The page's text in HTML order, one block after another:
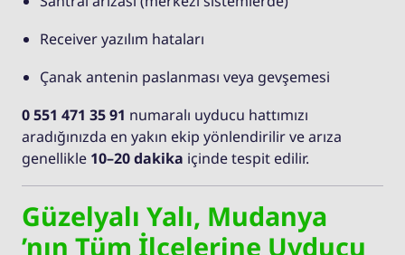
Receiver yazılım hataları
Çanak antenin paslanması veya gevşemesi
0 551 471 35 91 numaralı uyducu hattımızı
aradığınızda en yakın ekip yönlendirilir ve arıza
genellikle 10–20 dakika içinde tespit edilir.
Güzelyalı Yalı, Mudanya
’nın Tüm İlçelerine Uyducu